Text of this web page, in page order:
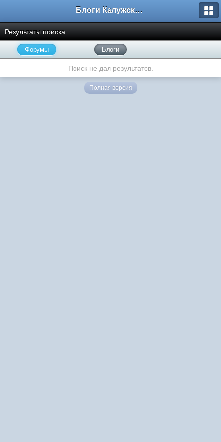
Блоги Калужского перекрестка
Результаты поиска
Форумы Блоги
Поиск не дал результатов.
Полная версия